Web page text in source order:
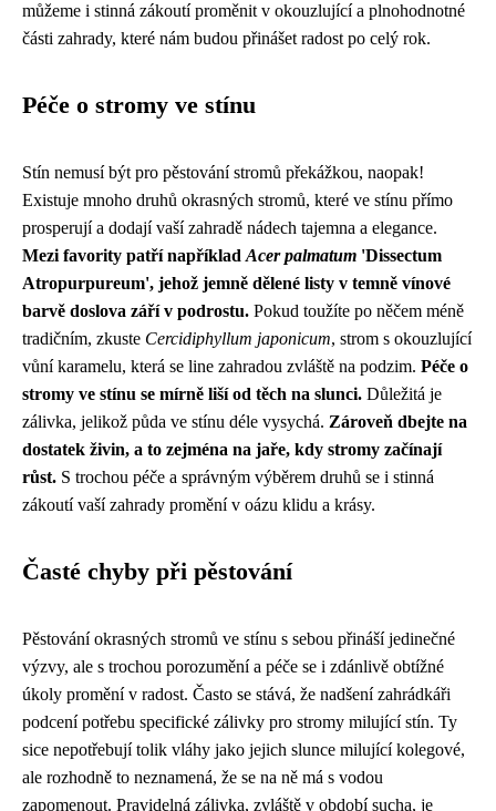
můžeme i stinná zákoutí proměnit v okouzlující a plnohodnotné
části zahrady, které nám budou přinášet radost po celý rok.
Péče o stromy ve stínu
Stín nemusí být pro pěstování stromů překážkou, naopak!
Existuje mnoho druhů okrasných stromů, které ve stínu přímo
prosperují a dodají vaší zahradě nádech tajemna a elegance.
Mezi favority patří například Acer palmatum 'Dissectum
Atropurpureum', jehož jemně dělené listy v temně vínové
barvě doslova září v podrostu. Pokud toužíte po něčem méně
tradičním, zkuste Cercidiphyllum japonicum, strom s okouzlující
vůní karamelu, která se line zahradou zvláště na podzim. Péče o
stromy ve stínu se mírně liší od těch na slunci. Důležitá je
zálivka, jelikož půda ve stínu déle vysychá. Zároveň dbejte na
dostatek živin, a to zejména na jaře, kdy stromy začínají
růst. S trochou péče a správným výběrem druhů se i stinná
zákoutí vaší zahrady promění v oázu klidu a krásy.
Časté chyby při pěstování
Pěstování okrasných stromů ve stínu s sebou přináší jedinečné
výzvy, ale s trochou porozumění a péče se i zdánlivě obtížné
úkoly promění v radost. Často se stává, že nadšení zahrádkáři
podcení potřebu specifické zálivky pro stromy milující stín. Ty
sice nepotřebují tolik vláhy jako jejich slunce milující kolegové,
ale rozhodně to neznamená, že se na ně má s vodou
zapomenout. Pravidelná zálivka, zvláště v období sucha, je